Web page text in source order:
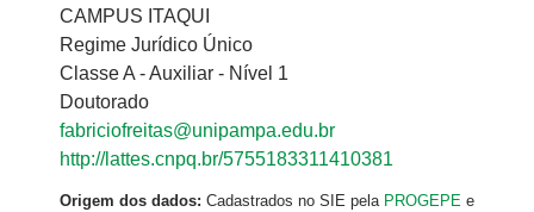
CAMPUS ITAQUI
Regime Jurídico Único
Classe A - Auxiliar - Nível 1
Doutorado
fabriciofreitas@unipampa.edu.br
http://lattes.cnpq.br/5755183311410381
Origem dos dados: Cadastrados no SIE pela PROGEPE e